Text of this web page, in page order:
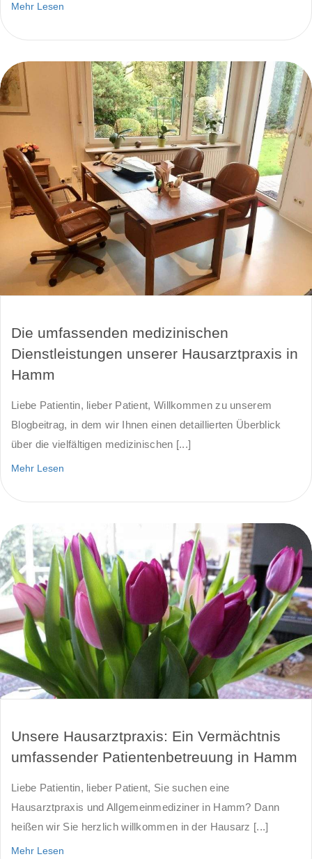
Mehr Lesen
Die umfassenden medizinischen
Dienstleistungen unserer Hausarztpraxis in
Hamm
Liebe Patientin, lieber Patient, Willkommen zu unserem
Blogbeitrag, in dem wir Ihnen einen detaillierten Überblick
über die vielfältigen medizinischen [...]
Mehr Lesen
Unsere Hausarztpraxis: Ein Vermächtnis
umfassender Patientenbetreuung in Hamm
Liebe Patientin, lieber Patient, Sie suchen eine
Hausarztpraxis und Allgemeinmediziner in Hamm? Dann
heißen wir Sie herzlich willkommen in der Hausarz [...]
Mehr Lesen